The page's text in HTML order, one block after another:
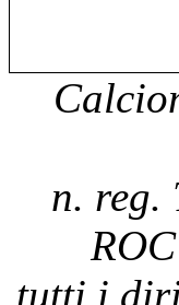
n. reg.
tutti i